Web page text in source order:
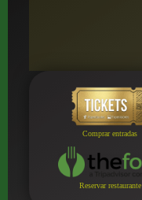
Comprar entradas
Reservar restaurante